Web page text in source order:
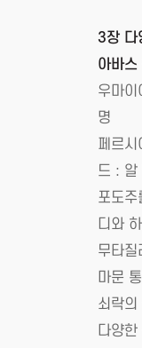
3장 다
아바
우마
명
페르
드 : 알
포도
디와
무타
마문
쇠락
다양